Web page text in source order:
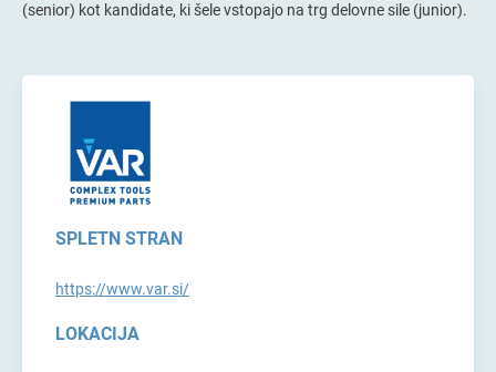
(senior) kot kandidate, ki šele vstopajo na trg delovne sile (junior).
SPLETN STRAN
https://www.var.si/
LOKACIJA